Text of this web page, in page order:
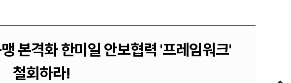
본격화 한미일 안보협력 '프레임워크'
철회하라!